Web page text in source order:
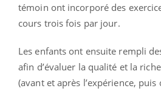
témoin ont incorporé des
cours trois fois par jour.
Les enfants ont ensuite rempli
afin d’évaluer la qualité et la
(avant et après l’expérience,